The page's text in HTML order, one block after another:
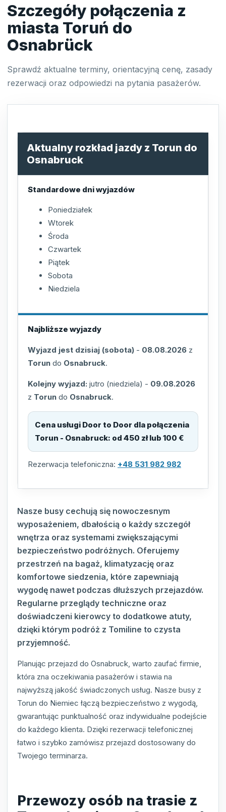
Szczegóły połączenia z
miasta Toruń do
Osnabrück
Sprawdź aktualne terminy, orientacyjną cenę, zasady
rezerwacji oraz odpowiedzi na pytania pasażerów.
Aktualny rozkład jazdy z Torun do
Osnabruck
Standardowe dni wyjazdów
Poniedziałek
Wtorek
Środa
Czwartek
Piątek
Sobota
Niedziela
Najbliższe wyjazdy
Wyjazd jest dzisiaj (sobota) - 08.08.2026 z
Torun do Osnabruck.
Kolejny wyjazd: jutro (niedziela) - 09.08.2026
z Torun do Osnabruck.
Cena usługi Door to Door dla połączenia
Torun - Osnabruck: od 450 zł lub 100 €
Rezerwacja telefoniczna: +48 531 982 982
Nasze busy cechują się nowoczesnym
wyposażeniem, dbałością o każdy szczegół
wnętrza oraz systemami zwiększającymi
bezpieczeństwo podróżnych. Oferujemy
przestrzeń na bagaż, klimatyzację oraz
komfortowe siedzenia, które zapewniają
wygodę nawet podczas dłuższych przejazdów.
Regularne przeglądy techniczne oraz
doświadczeni kierowcy to dodatkowe atuty,
dzięki którym podróż z Tomiline to czysta
przyjemność.
Planując przejazd do Osnabruck, warto zaufać firmie,
która zna oczekiwania pasażerów i stawia na
najwyższą jakość świadczonych usług. Nasze busy z
Torun do Niemiec łączą bezpieczeństwo z wygodą,
gwarantując punktualność oraz indywidualne podejście
do każdego klienta. Dzięki rezerwacji telefonicznej
łatwo i szybko zamówisz przejazd dostosowany do
Twojego terminarza.
Przewozy osób na trasie z